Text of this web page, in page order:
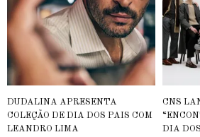
DUDALINA APRESENTA
COLEÇÃO DE DIA DOS PAIS COM
LEANDRO LIMA
CNS
DIA